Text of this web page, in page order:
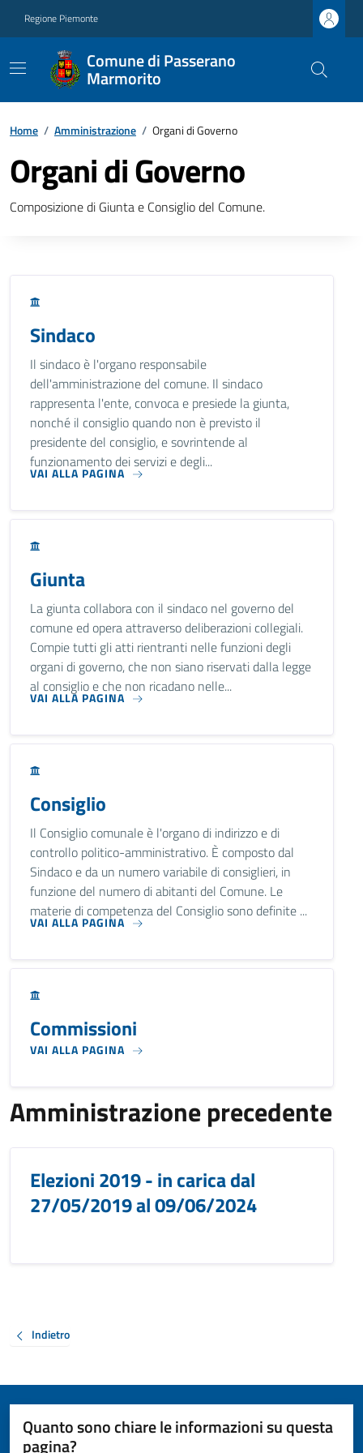
Regione Piemonte
Comune di Passerano
Marmorito
Home / Amministrazione / Organi di Governo
Organi di Governo
Composizione di Giunta e Consiglio del Comune.
Sindaco
Il sindaco è l'organo responsabile
dell'amministrazione del comune. Il sindaco
rappresenta l'ente, convoca e presiede la giunta,
nonché il consiglio quando non è previsto il
presidente del consiglio, e sovrintende al
funzionamento dei servizi e degli...
VAI ALLA PAGINA
Giunta
La giunta collabora con il sindaco nel governo del
comune ed opera attraverso deliberazioni collegiali.
Compie tutti gli atti rientranti nelle funzioni degli
organi di governo, che non siano riservati dalla legge
al consiglio e che non ricadano nelle...
VAI ALLA PAGINA
Consiglio
Il Consiglio comunale è l'organo di indirizzo e di
controllo politico-amministrativo. È composto dal
Sindaco e da un numero variabile di consiglieri, in
funzione del numero di abitanti del Comune. Le
materie di competenza del Consiglio sono definite ...
VAI ALLA PAGINA
Commissioni
VAI ALLA PAGINA
Amministrazione precedente
Elezioni 2019 - in carica dal
27/05/2019 al 09/06/2024
Indietro
Quanto sono chiare le informazioni su questa
pagina?